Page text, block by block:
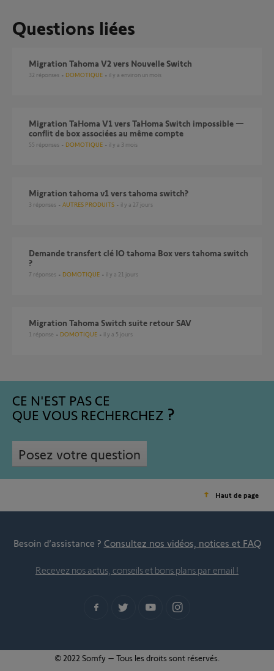
Questions liées
Migration Tahoma V2 vers Nouvelle Switch
32 réponses DOMOTIQUE il y a environ un mois
Migration TaHoma V1 vers TaHoma Switch impossible —
conflit de box associées au même compte
55 réponses DOMOTIQUE il y a 3 mois
Migration tahoma v1 vers tahoma switch?
3 réponses AUTRES PRODUITS il y a 27 jours
Demande transfert clé IO tahoma Box vers tahoma switch
?
7 réponses DOMOTIQUE il y a 21 jours
Migration Tahoma Switch suite retour SAV
1 réponse DOMOTIQUE il y a 5 jours
CE N'EST PAS CE
QUE VOUS RECHERCHEZ
Posez votre question
Haut de page
Besoin d’assistance ? Consultez nos vidéos, notices et FAQ
Recevez nos actus, conseils et bons plans par email !
© 2022 Somfy – Tous les droits sont réservés.